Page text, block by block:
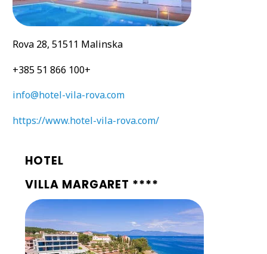
Rova 28, 51511 Malinska
+385 51 866 100+
info@hotel-vila-rova.com
https://www.hotel-vila-rova.com/
HOTEL
VILLA MARGARET ****